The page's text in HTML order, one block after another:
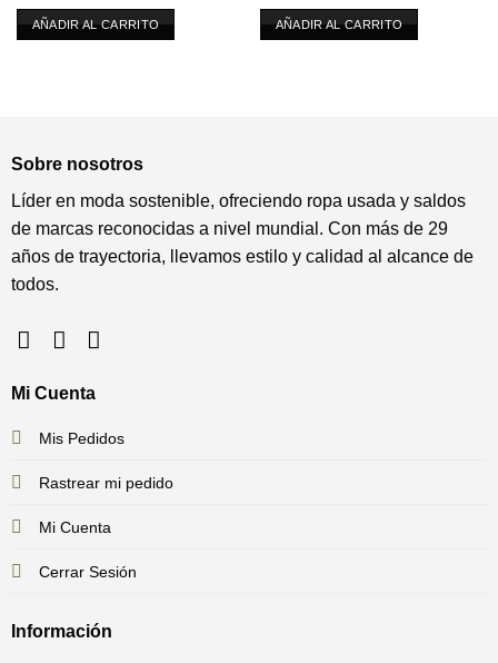
AÑADIR AL CARRITO AÑADIR AL CARRITO
Sobre nosotros
Líder en moda sostenible, ofreciendo ropa usada y saldos
de marcas reconocidas a nivel mundial. Con más de 29
años de trayectoria, llevamos estilo y calidad al alcance de
todos.
Mi Cuenta
Mis Pedidos
Rastrear mi pedido
Mi Cuenta
Cerrar Sesión
Información